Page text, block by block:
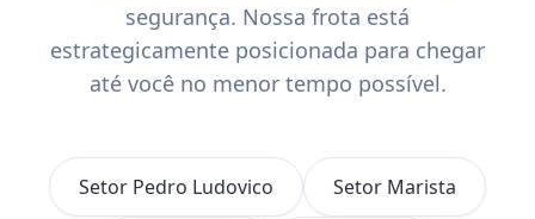
segurança. Nossa frota está
estrategicamente posicionada para chegar
até você no menor tempo possível.
Setor Pedro Ludovico Setor Marista